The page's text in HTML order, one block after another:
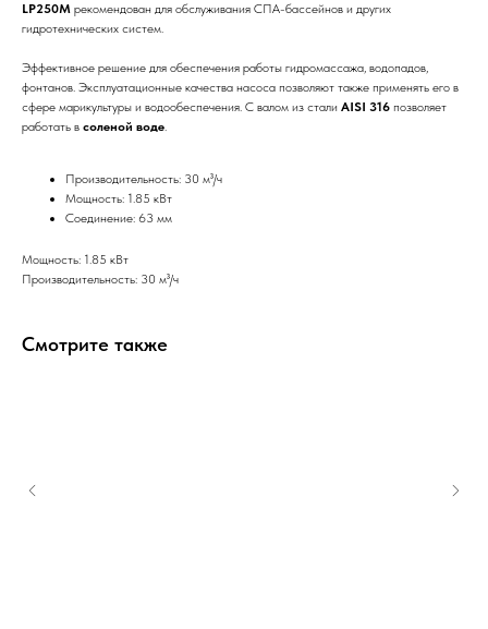
LP250M рекомендован для обслуживания СПА-бассейнов и других
гидротехнических систем.
Эффективное решение для обеспечения работы гидромассажа, водопадов,
фонтанов. Эксплуатационные качества насоса позволяют также применять его в
сфере марикультуры и водообеспечения. С валом из стали AISI 316 позволяет
работать в соленой воде.
Производительность: 30 м³/ч
Мощность: 1.85 кВт
Соединение: 63 мм
Мощность: 1.85 кВт
Производительность: 30 м³/ч
Смотрите также